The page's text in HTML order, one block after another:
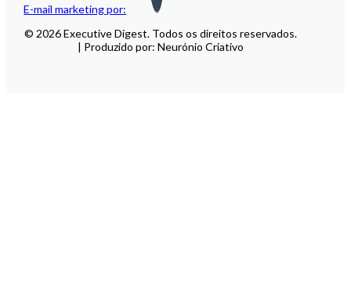
E-mail marketing por:
© 2026 Executive Digest. Todos os direitos reservados.
| Produzido por: Neurónio Criativo